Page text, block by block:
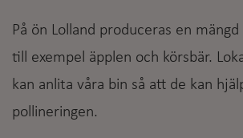
På ön Lolland produceras en
till exempel äpplen och körsbär.
kan anlita våra bin så att de kan
pollineringen.